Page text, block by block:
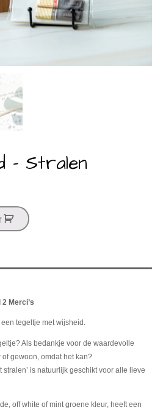
– Stralen
Merci’s
tegeltje met wijsheid.
Als bedankje voor de waardevolle
gewoon, omdat het kan?
stralen’ is natuurlijk geschikt voor alle lieve
off white of mint groene kleur, heeft een